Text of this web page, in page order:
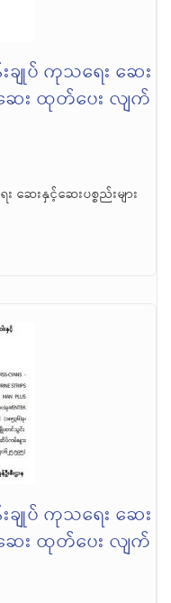
ချုပ် ကုသရေး ဆေး
ဆေး ထုတ်ပေး လျက်
ဆေးနှင့်ဆေးပစ္စည်းများ
ချုပ် ကုသရေး ဆေး
ဆေး ထုတ်ပေး လျက်